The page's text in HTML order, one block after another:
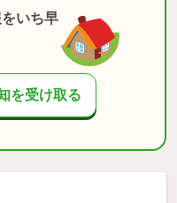
いち早
を受け取る